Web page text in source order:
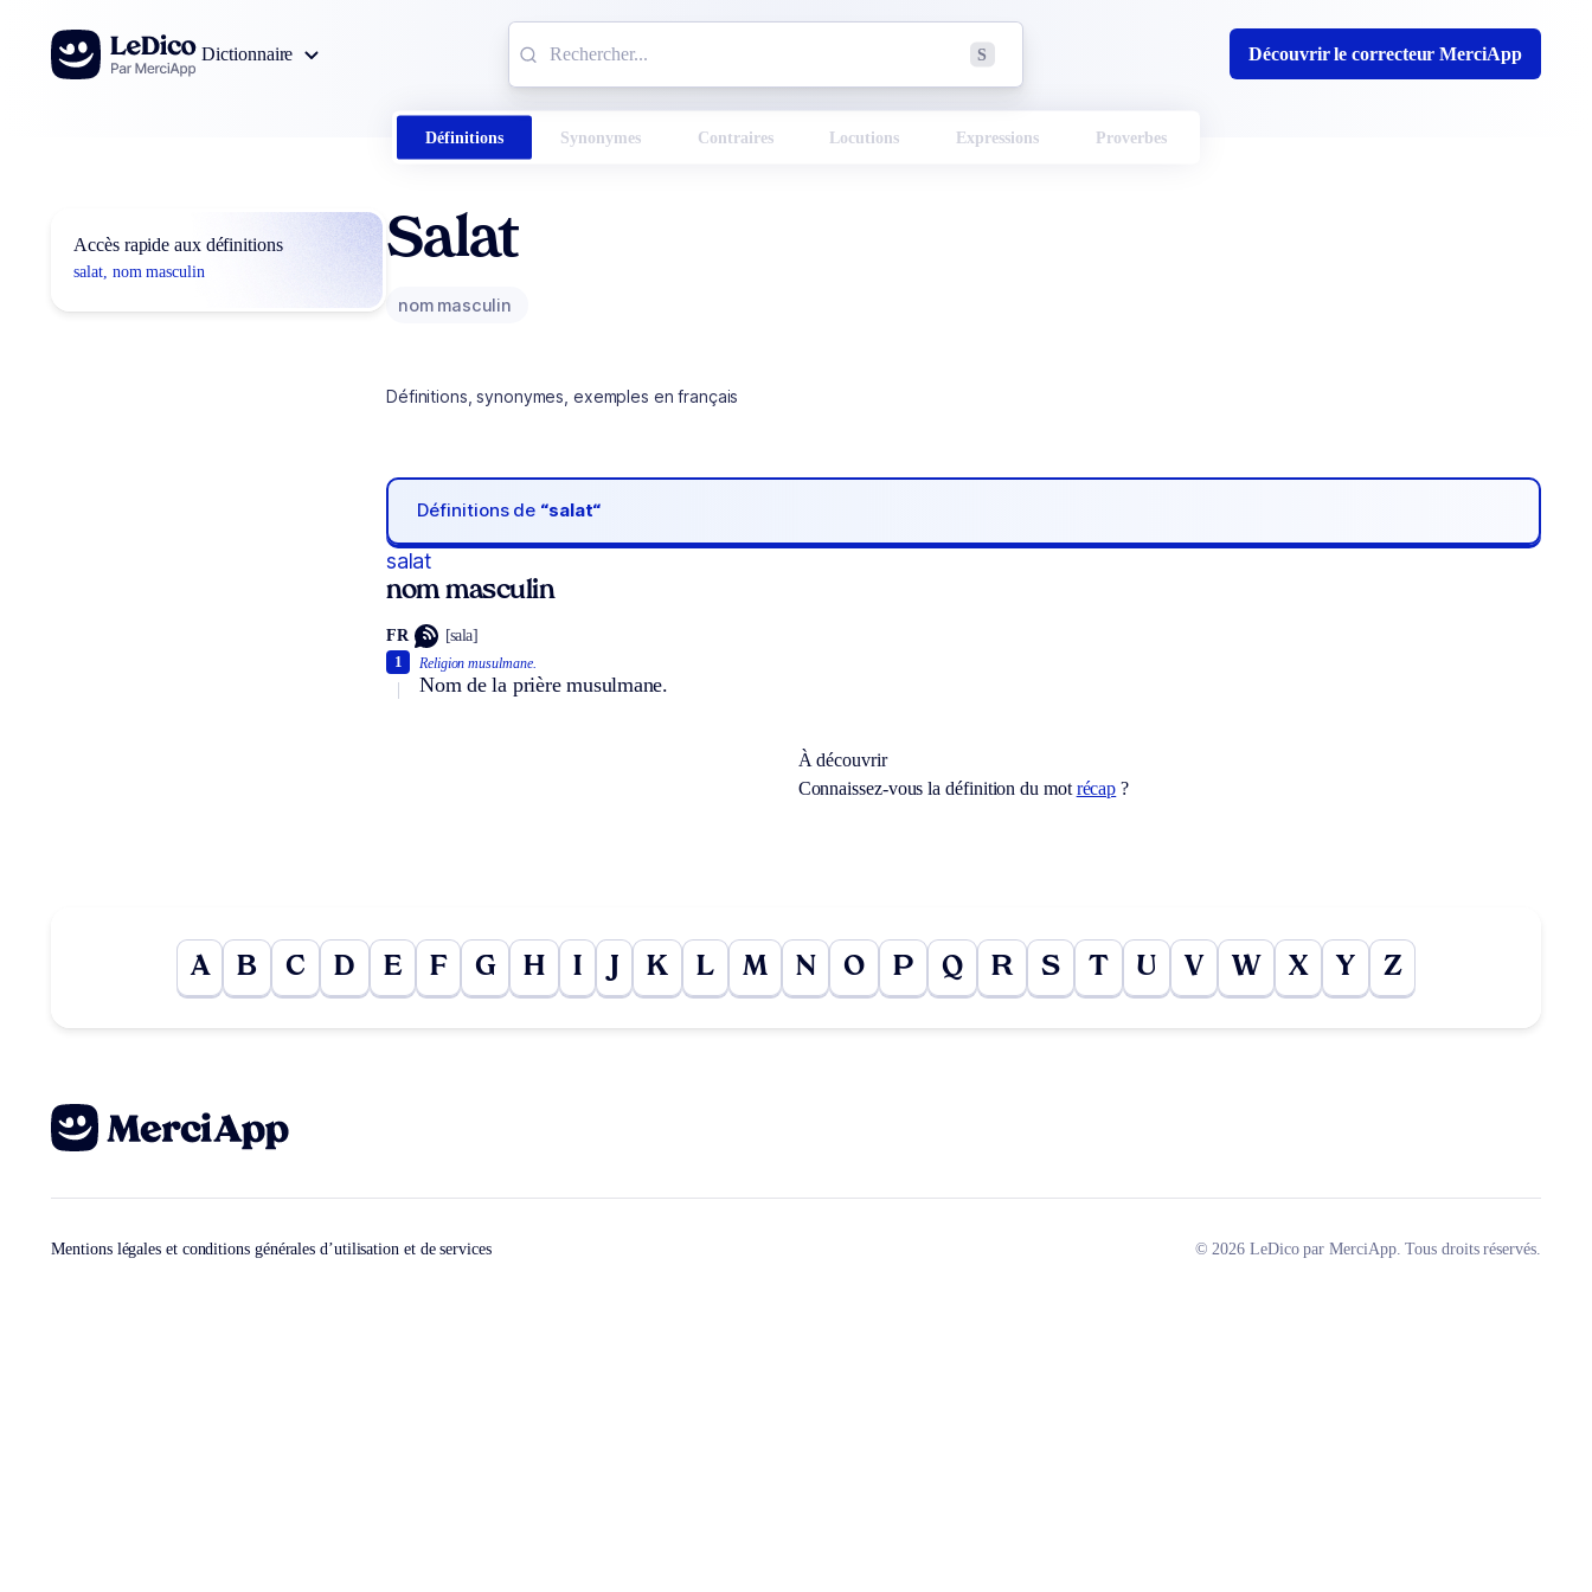
Aller au contenu
Dictionnaire
S Découvrir le correcteur MerciApp
Définitions Synonymes Contraires Locutions Expressions Proverbes
Accès rapide aux définitions
salat, nom masculin
Salat
nom masculin
Définitions, synonymes, exemples en français
Définitions de “salat“
salat
nom masculin
FR [sala]
Religion musulmane.
Nom de la prière musulmane.
1
À découvrir
Connaissez-vous la définition du mot récap ?
A B C D E F G H I K L M N O P Q R S T U V W X Y Z
Mentions légales et conditions générales d’utilisation et de services © 2026 LeDico par MerciApp. Tous droits réservés.